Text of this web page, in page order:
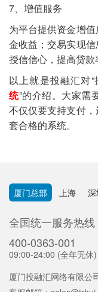
7、增值服务
为平台提供资金增
金收益；交易实现
授信信心，提高贷款
以上就是投融汇对
统”的介绍。大家需
不仅仅要支持支付
套合格的系统。
厦门总部 上海 深
全国统一服务热线
400-0363-001
09:00-24:00 (全年无休)
厦门投融汇网络有限公